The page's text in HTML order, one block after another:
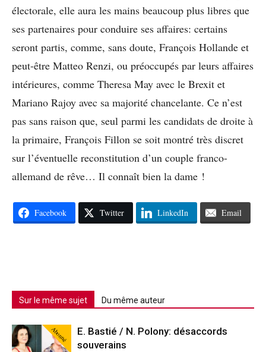
électorale, elle aura les mains beaucoup plus libres que
ses partenaires pour conduire ses affaires: certains
seront partis, comme, sans doute, François Hollande et
peut-être Matteo Renzi, ou préoccupés par leurs affaires
intérieures, comme Theresa May avec le Brexit et
Mariano Rajoy avec sa majorité chancelante. Ce n’est
pas sans raison que, seul parmi les candidats de droite à
la primaire, François Fillon se soit montré très discret
sur l’éventuelle reconstitution d’un couple franco-
allemand de rêve… Il connaît bien la dame !
Facebook Twitter LinkedIn Email
Sur le même sujet Du même auteur
Abonné
E. Bastié / N. Polony: désaccords
souverains